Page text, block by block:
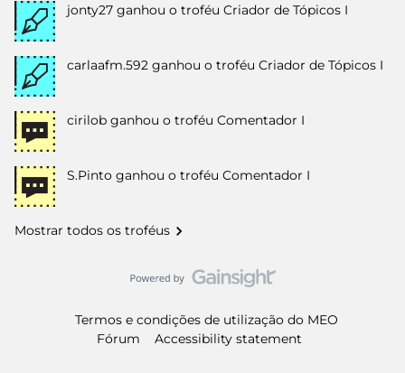
jonty27 ganhou o troféu Criador de Tópicos I
carlaafm.592 ganhou o troféu Criador de Tópicos I
cirilob ganhou o troféu Comentador I
S.Pinto ganhou o troféu Comentador I
Mostrar todos os troféus
Termos e condições de utilização do MEO
Fórum
Accessibility statement